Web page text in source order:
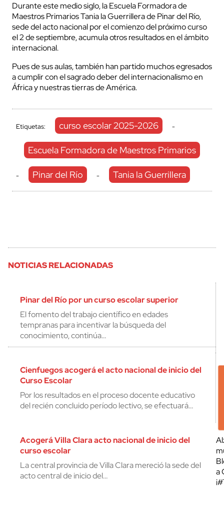
Durante este medio siglo, la Escuela Formadora de
Maestros Primarios Tania la Guerrillera de Pinar del Río,
sede del acto nacional por el comienzo del próximo curso
el 2 de septiembre, acumula otros resultados en el ámbito
internacional.
Pues de sus aulas, también han partido muchos egresados
a cumplir con el sagrado deber del internacionalismo en
África y nuestras tierras de América.
Etiquetas: curso escolar 2025-2026 -
Escuela Formadora de Maestros Primarios
- Pinar del Río - Tania la Guerrillera
NOTICIAS RELACIONADAS
Pinar del Río por un curso escolar superior
El fomento del trabajo científico en edades
tempranas para incentivar la búsqueda del
conocimiento, continúa…
Cienfuegos acogerá el acto nacional de inicio del
Curso Escolar
Por los resultados en el proceso docente educativo
del recién concluido período lectivo, se efectuará…
Acogerá Villa Clara acto nacional de inicio del
curso escolar
La central provincia de Villa Clara mereció la sede del
acto central de inicio del…
a